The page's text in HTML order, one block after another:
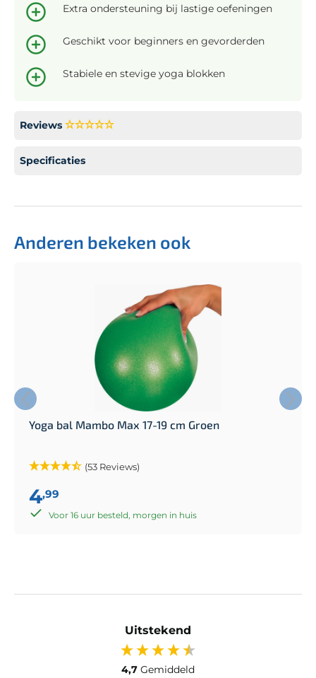
Extra ondersteuning bij lastige oefeningen
Geschikt voor beginners en gevorderden
Stabiele en stevige yoga blokken
Reviews
Specificaties
Anderen bekeken ook
Yoga bal Mambo Max 17-19 cm Groen
(53 Reviews)
4,99
Voor 16 uur besteld, morgen in huis
Uitstekend
4,7 Gemiddeld